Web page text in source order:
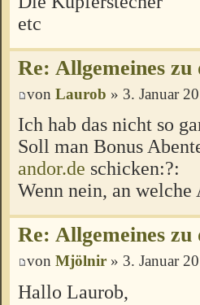
etc
Re: Allgemeines
von Laurob » 3. Januar
Ich hab das nicht so
Soll man Bonus
andor.de schicken:?:
Wenn nein, an welche
Re: Allgemeines
von Mjölnir » 3. Januar
Hallo Laurob,